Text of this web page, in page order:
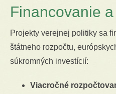
Financovanie
Projekty verejnej politiky sa
štátneho rozpočtu,
súkromných investícií:
Viacročné